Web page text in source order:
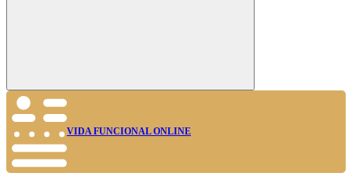
Buscar
VIDA FUNCIONAL ONLINE